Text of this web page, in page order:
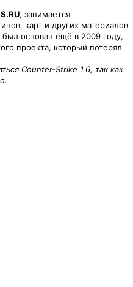
, занимается
карт и других материалов
был основан ещё в 2009 году,
проекта, который потерял
Counter-Strike 1.6, так как